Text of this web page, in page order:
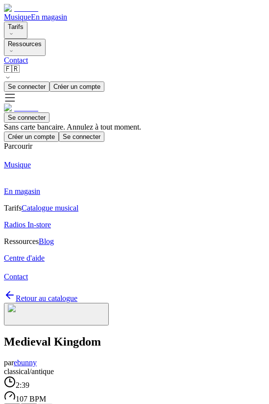
MusiqueEn magasin
Tarifs
Ressources
Contact
🇫🇷
Se connecter Créer un compte
Se connecter
Sans carte bancaire. Annulez à tout moment.
Créer un compte Se connecter
Parcourir
Musique
En magasin
TarifsCatalogue musical
Radios In-store
RessourcesBlog
Centre d'aide
Contact
Retour au catalogue
Medieval Kingdom
parebunny
classical/antique
2:39
107 BPM